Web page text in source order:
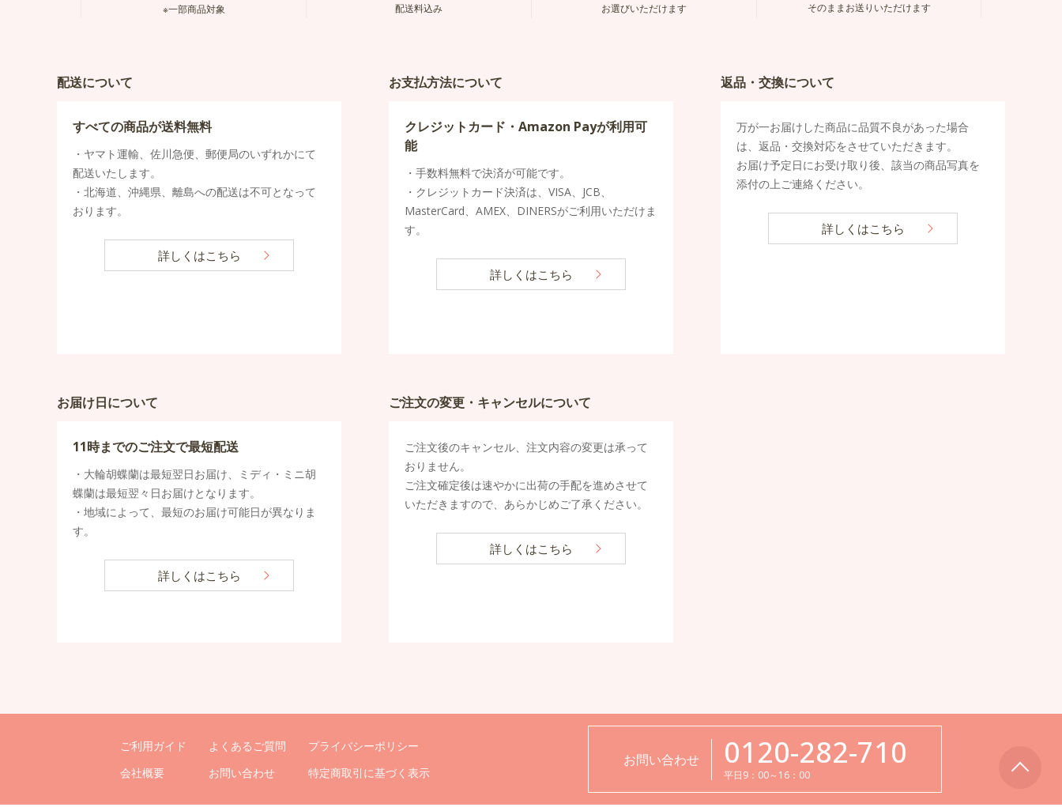
※一部商品対象
配送料込み
お選びいただけます
そのままお送りいただけます
配送について
すべての商品が送料無料
・ヤマト運輸、佐川急便、郵便局のいずれかにて
配送いたします。
・北海道、沖縄県、離島への配送は不可となって
おります。
詳しくはこちら
お届け日について
11時までのご注文で最短配送
・大輪胡蝶蘭は最短翌日お届け、ミディ・ミニ胡
蝶蘭は最短翌々日お届けとなります。
・地域によって、最短のお届け可能日が異なりま
す。
詳しくはこちら
お支払方法について
クレジットカード・Amazon Payが利用可
能
・手数料無料で決済が可能です。
・クレジットカード決済は、VISA、JCB、
MasterCard、AMEX、DINERSがご利用いただけま
す。
詳しくはこちら
ご注文の変更・キャンセルについて
ご注文後のキャンセル、注文内容の変更は承って
おりません。
ご注文確定後は速やかに出荷の手配を進めさせて
いただきますので、あらかじめご了承ください。
詳しくはこちら
返品・交換について
万が一お届けした商品に品質不良があった場合
は、返品・交換対応をさせていただきます。
お届け予定日にお受け取り後、該当の商品写真を
添付の上ご連絡ください。
詳しくはこちら
ご利用ガイド よくあるご質問
プライバシーポリシー
会社概要
お問い合わせ 特定商取引に基づく表示
お問い合わせ 0120-282-710
平日9：00～16：00